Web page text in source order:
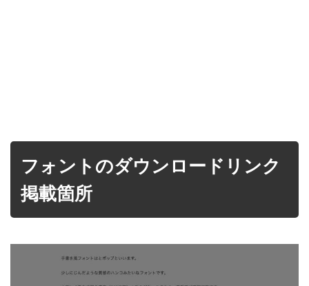
フォントのダウンロードリンク
掲載箇所